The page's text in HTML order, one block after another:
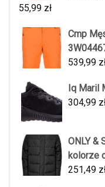
55,99 zł
Cmp
539,99
Iq Maril
304,99
ONLY &
kolorze
251,49